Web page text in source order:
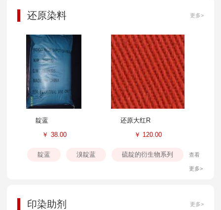
还原染料 更多>
靛蓝
￥ 38.00
还原大红R
￥ 120.00
靛蓝 溴靛蓝 硫靛的衍生物系列 查看
更多>
印染助剂 更多>